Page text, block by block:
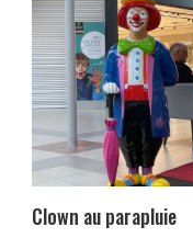
Clown au parapluie